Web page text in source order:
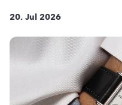
20. Jul 2026